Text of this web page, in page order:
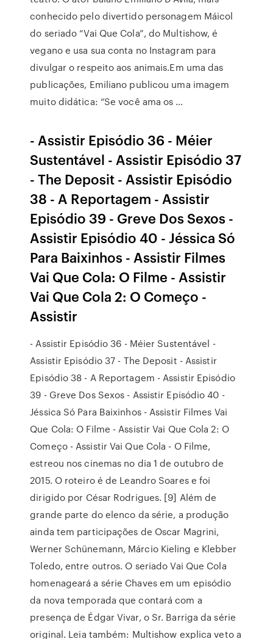
conhecido pelo divertido personagem Máicol
do seriado “Vai Que Cola”, do Multishow, é
vegano e usa sua conta no Instagram para
divulgar o respeito aos animais.Em uma das
publicações, Emiliano publicou uma imagem
muito didática: “Se você ama os …
- Assistir Episódio 36 - Méier
Sustentável - Assistir Episódio 37
- The Deposit - Assistir Episódio
38 - A Reportagem - Assistir
Episódio 39 - Greve Dos Sexos -
Assistir Episódio 40 - Jéssica Só
Para Baixinhos - Assistir Filmes
Vai Que Cola: O Filme - Assistir
Vai Que Cola 2: O Começo -
Assistir
- Assistir Episódio 36 - Méier Sustentável -
Assistir Episódio 37 - The Deposit - Assistir
Episódio 38 - A Reportagem - Assistir Episódio
39 - Greve Dos Sexos - Assistir Episódio 40 -
Jéssica Só Para Baixinhos - Assistir Filmes Vai
Que Cola: O Filme - Assistir Vai Que Cola 2: O
Começo - Assistir Vai Que Cola - O Filme,
estreou nos cinemas no dia 1 de outubro de
2015. O roteiro é de Leandro Soares e foi
dirigido por César Rodrigues. [9] Além de
grande parte do elenco da série, a produção
ainda tem participações de Oscar Magrini,
Werner Schünemann, Márcio Kieling e Klebber
Toledo, entre outros. O seriado Vai Que Cola
homenageará a série Chaves em um episódio
da nova temporada que contará com a
presença de Édgar Vivar, o Sr. Barriga da série
original. Leia também: Multishow explica veto a